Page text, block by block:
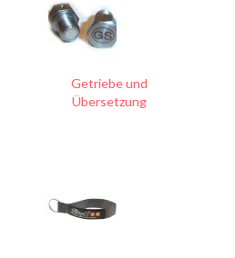
Getriebe und
Übersetzung